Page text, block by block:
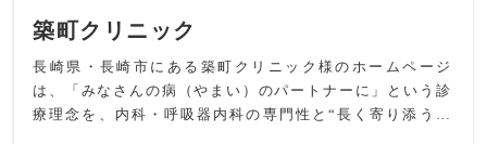
けました。
UI/UXの観点では、全ページ共通のサイドタブに「WEB予
約はこちら」を配置し、受診行動へ迷わず進める導線を確
保しています。モノトーンで統一したInstagram導線によ
築町クリニック
長崎県・長崎市にある築町クリニック様のホームページ
は、「みなさんの病（やまい）のパートナーに」という診
療理念を、内科・呼吸器内科の専門性と“長く寄り添う医